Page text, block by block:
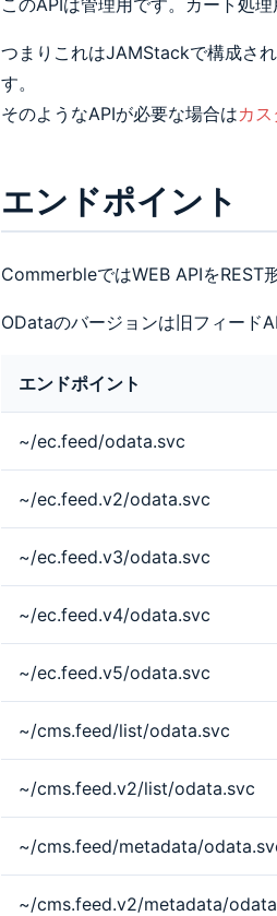
このAPIは管理用です。カート処
つまりこれはJAMStackで構成さ
す。
そのようなAPIが必要な場合はカ
エンドポイント
CommerbleではWEB APIをREST
ODataのバージョンは旧フィード
エンドポイント
~/ec.feed/odata.svc
~/ec.feed.v2/odata.svc
~/ec.feed.v3/odata.svc
~/ec.feed.v4/odata.svc
~/ec.feed.v5/odata.svc
~/cms.feed/list/odata.svc
~/cms.feed.v2/list/odata.svc
~/cms.feed/metadata/
~/cms.feed.v2/metadata/